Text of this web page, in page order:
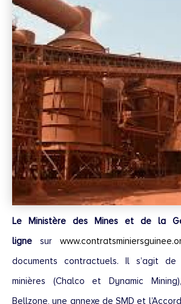
Le Ministère des Mines et de la
ligne sur
documents contractuels. Il s’agit de
minières (Chalco et Dynamic
Bellzone, une annexe de SMD et